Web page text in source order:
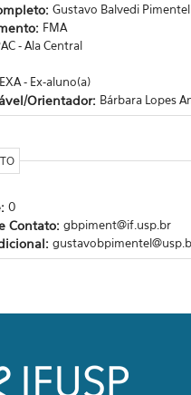
Gustavo Balvedi Pimentel
FMA
- Ala Central
EXA - Ex-aluno(a)
Orientador: Bárbara Lopes
0
Contato: gbpiment@if.usp.br